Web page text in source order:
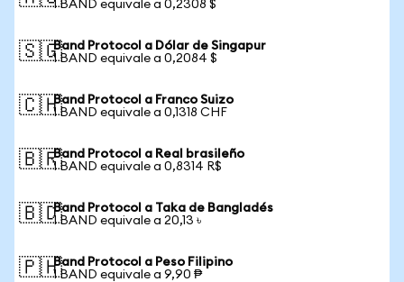
1 BAND equivale a 0,2308 $
🇸🇬Band Protocol a Dólar de Singapur
1 BAND equivale a 0,2084 $
🇨🇭Band Protocol a Franco Suizo
1 BAND equivale a 0,1318 CHF
🇧🇷Band Protocol a Real brasileño
1 BAND equivale a 0,8314 R$
🇧🇩Band Protocol a Taka de Bangladés
1 BAND equivale a 20,13 ৳
🇵🇭Band Protocol a Peso Filipino
1 BAND equivale a 9,90 ₱